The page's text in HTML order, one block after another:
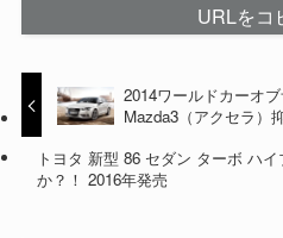
URLをコ
2014ワールドカーオ
Mazda3（アクセラ）
トヨタ 新型 86 セダン ターボ ハ
か？！ 2016年発売